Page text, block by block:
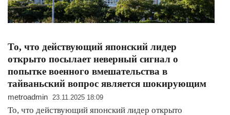
То, что действующий японский лидер
открыто посылает неверный сигнал о
попытке военного вмешательства в
тайваньский вопрос является шокирующим
metroadmin 23.11.2025 18:09
То, что действующий японский лидер открыто